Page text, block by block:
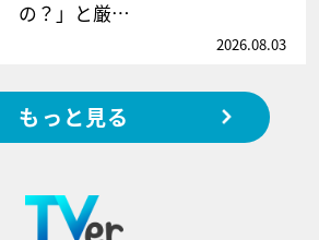
の？」と厳…
2026.08.03
もっと見る